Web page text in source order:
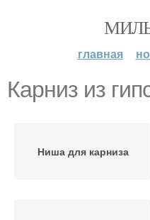
главная
Карниз из
Ниша для карниза